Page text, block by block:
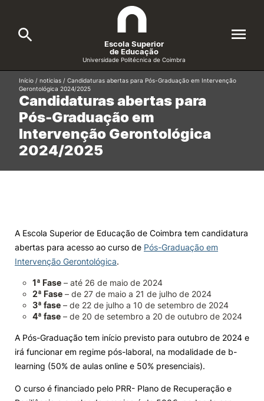
A ESEC
Cursos
Candidatos
Alunos
Knowledge Factory
Candidaturas
Elogio / Sugestão / Reclamação Denúncias
Escola Superior
de Educação
Universidade Politécnica de Coimbra
Search
Formative Offer General
Candidaturas abertas para
Pós-Graduação em
Intervenção Gerontológica
2024/2025
Início / noticias / Candidaturas abertas para Pós-Graduação em Intervenção
Gerontológica 2024/2025
A Escola Superior de Educação de Coimbra tem candidatura
abertas para acesso ao curso de Pós-Graduação em
Intervenção Gerontológica.
1ª Fase – até 26 de maio de 2024
2ª Fase – de 27 de maio a 21 de julho de 2024
3ª fase – de 22 de julho a 10 de setembro de 2024
4ª fase – de 20 de setembro a 20 de outubro de 2024
A Pós-Graduação tem início previsto para outubro de 2024 e
irá funcionar em regime pós-laboral, na modalidade de b-
learning (50% de aulas online e 50% presenciais).
O curso é financiado pelo PRR- Plano de Recuperação e